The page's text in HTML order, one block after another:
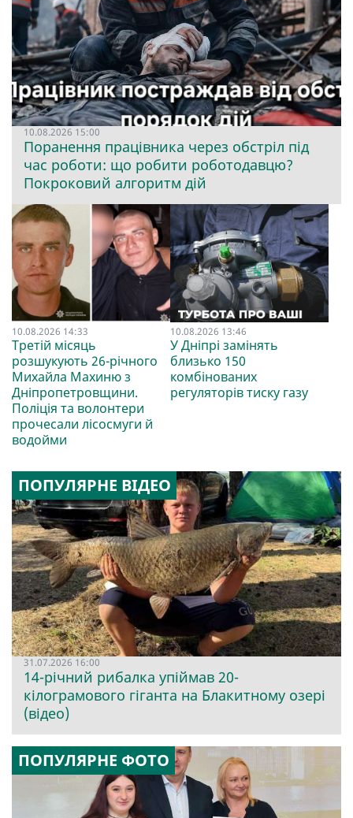
10.08.2026 15:00
Поранення працівника через обстріл під
час роботи: що робити роботодавцю?
Покроковий алгоритм дій
10.08.2026 14:33
Третій місяць
розшукують 26-річного
Михайла Махиню з
Дніпропетровщини.
Поліція та волонтери
прочесали лісосмуги й
водойми
10.08.2026 13:46
У Дніпрі замінять
близько 150
комбінованих
регуляторів тиску газу
ПОПУЛЯРНЕ ВІДЕО
31.07.2026 16:00
14-річний рибалка упіймав 20-
кілограмового гіганта на Блакитному озері
(відео)
ПОПУЛЯРНЕ ФОТО